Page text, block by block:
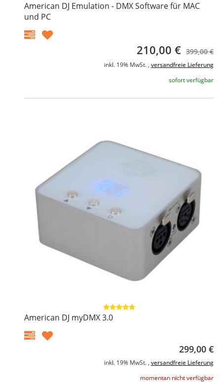
American DJ Emulation - DMX Software für MAC
und PC
210,00 € 399,00 €
inkl. 19% MwSt. , versandfreie Lieferung
sofort verfügbar
American DJ myDMX 3.0
299,00 €
inkl. 19% MwSt. , versandfreie Lieferung
momentan nicht verfügbar